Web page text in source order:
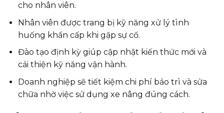
cho nhân viên.
Nhân viên được trang bị kỹ năng xử lý tình
huống khẩn cấp khi gặp sự cố.
Đào tạo định kỳ giúp cập nhật kiến thức mới và
cải thiện kỹ năng vận hành.
Doanh nghiệp sẽ tiết kiệm chi phí bảo trì và sửa
chữa nhờ việc sử dụng xe nâng đúng cách.